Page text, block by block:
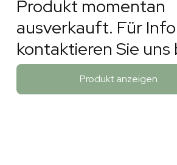
Produkt momentan
ausverkauft. Für Info
kontaktieren Sie uns
Produkt anzeigen